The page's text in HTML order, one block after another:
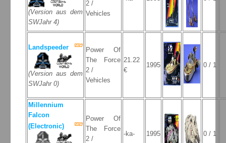
(Version aus dem
SWJahr 4)
2 /
Vehicles
Landspeeder
(Version aus dem
SWJahr 0)
Power Of
The Force
2 /
Vehicles
21.22
€
1995 0 / 1
Millennium
Falcon
(Electronic)
Power Of
The Force
2 /
-ka- 1995 0 / 1